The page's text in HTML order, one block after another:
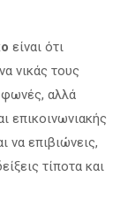
είναι ότι
νικάς τους
φωνές, αλλά
επικοινωνιακής
να επιβιώνεις,
τίποτα και